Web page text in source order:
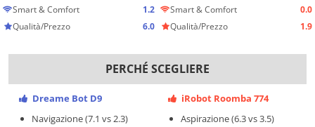
Smart & Comfort
1.2
Qualità/Prezzo
6.0
Smart & Comfort
0.0
Qualità/Prezzo
1.9
PERCHÉ SCEGLIERE
Dreame Bot D9
Navigazione (7.1 vs 2.3)
iRobot Roomba 774
Aspirazione (6.3 vs 3.5)